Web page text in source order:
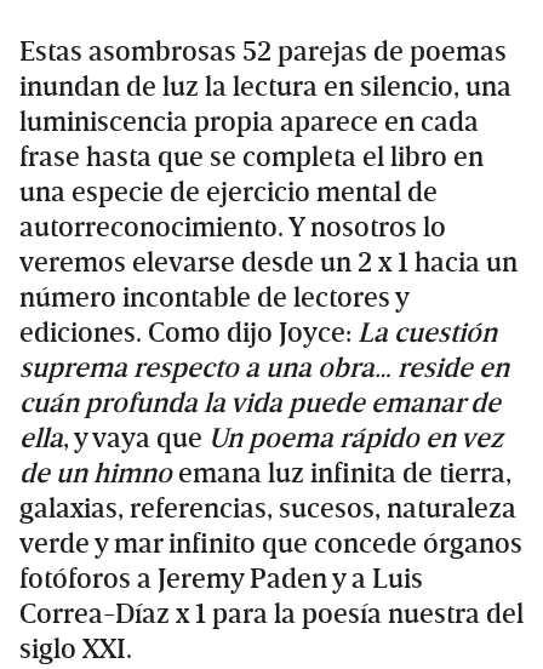
Estas asombrosas 52 parejas de poemas
inundan de luz la lectura en silencio, una
luminiscencia propia aparece en cada
frase hasta que se completa el libro en
una especie de ejercicio mental de
autorreconocimiento. Y nosotros lo
veremos elevarse desde un 2 x 1 hacia un
número incontable de lectores y
ediciones. Como dijo Joyce: La cuestión
suprema respecto a una obra… reside en
cuán profunda la vida puede emanar de
ella, y vaya que Un poema rápido en vez
de un himnoemana luz infinita de tierra,
galaxias, referencias, sucesos, naturaleza
verde y mar infinito que concede órganos
fotóforos a Jeremy Paden y a Luis
Correa-Díaz x 1 para la poesía nuestra del
siglo XXI.